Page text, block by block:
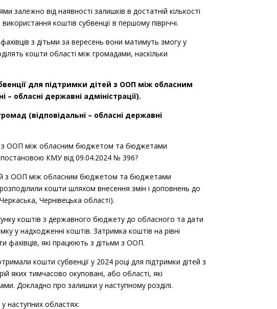
корекційної-розвиткові заняття
проведені корекційної-розвиткові заняття
проведені корекційної-розвиткові заняття
розвиткові заняття
від наявності залишків в достатній кількості
коштів субвенції в першому півріччі.
з дітьми за вересень вони матимуть змогу у
кошти області між громадами, наскільки
для підтримки дітей з ООП між обласним
обласні державні адміністрації).
(відповідальні – обласні державні
з ООП між обласним бюджетом та бюджетами
постановою КМУ від 09.04.2024 № 396?
з ООП між обласним бюджетом та бюджетами
кошти шляхом внесення змін і доповнень до
Чернівецька області).
коштів з державного бюджету до обласного та дати
у надходженні коштів. Затримка коштів на рівні
фахівців, які працюють з дітьми з ООП.
кошти субвенції у 2024 році для підтримки дітей з
яких тимчасово окуповані, або області, які
Докладно про залишки у наступному розділі.
наступних областях: